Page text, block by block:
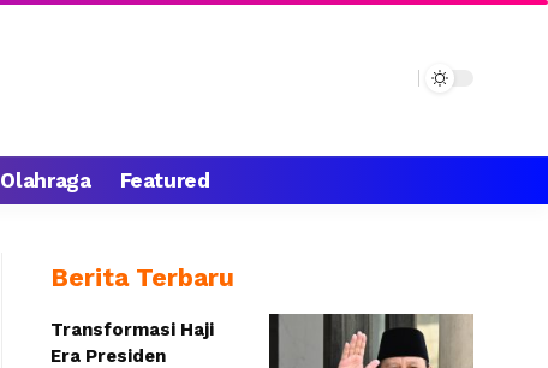
Olahraga Featured
Berita Terbaru
Transformasi Haji
Era Presiden